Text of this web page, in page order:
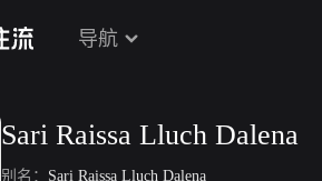
导航
Sari Raissa Lluch Dalena
别名： Sari Raissa Lluch Dalena